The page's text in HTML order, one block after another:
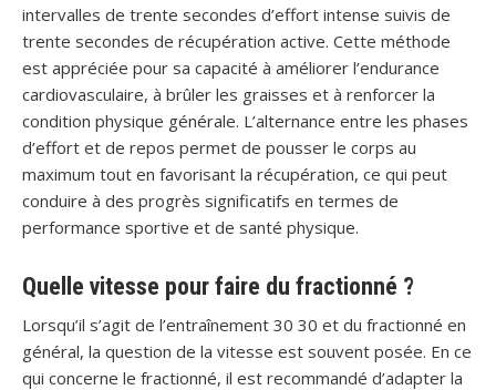
intervalles de trente secondes d’effort intense suivis de
trente secondes de récupération active. Cette méthode
est appréciée pour sa capacité à améliorer l’endurance
cardiovasculaire, à brûler les graisses et à renforcer la
condition physique générale. L’alternance entre les phases
d’effort et de repos permet de pousser le corps au
maximum tout en favorisant la récupération, ce qui peut
conduire à des progrès significatifs en termes de
performance sportive et de santé physique.
Quelle vitesse pour faire du fractionné ?
Lorsqu’il s’agit de l’entraînement 30 30 et du fractionné en
général, la question de la vitesse est souvent posée. En ce
qui concerne le fractionné, il est recommandé d’adapter la